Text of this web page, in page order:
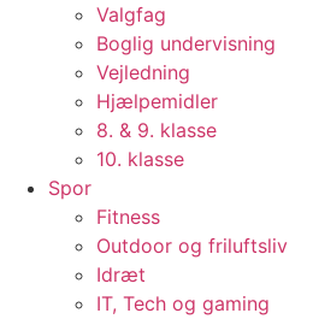
Valgfag
Boglig undervisning
Vejledning
Hjælpemidler
8. & 9. klasse
10. klasse
Spor
Fitness
Outdoor og friluftsliv
Idræt
IT, Tech og gaming